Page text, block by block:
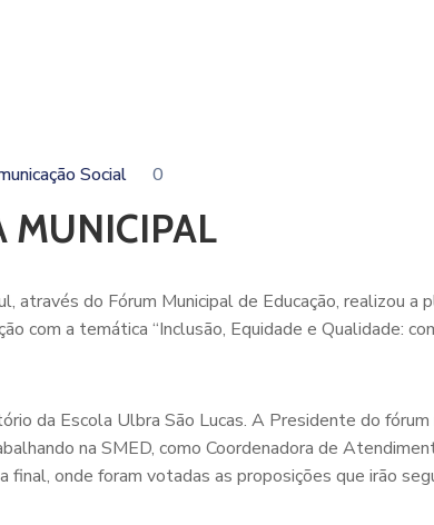
Social 0
MUNICIPAL
através do Fórum Municipal de Educação, realizou a
com a temática “Inclusão, Equidade e Qualidade:
da Escola Ulbra São Lucas. A Presidente do fórum
na SMED, como Coordenadora de
final, onde foram votadas as proposições que irão